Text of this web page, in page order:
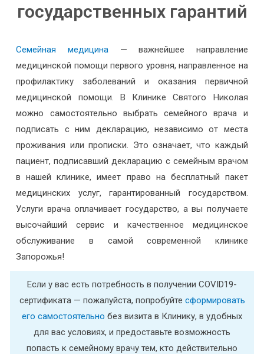
государственных гарантий
Семейная медицина— важнейшее направление
медицинской помощи первого уровня, направленное на
профилактику заболеваний и оказания первичной
медицинской помощи. В Клинике Святого Николая
можно самостоятельно выбрать семейного врача и
подписать с ним декларацию, независимо от места
проживания или прописки. Это означает, что каждый
пациент, подписавший декларацию с семейным врачом
в нашей клинике, имеет право на бесплатный пакет
медицинских услуг, гарантированный государством.
Услуги врача оплачивает государство, а вы получаете
высочайший сервис и качественное медицинское
обслуживание в самой современной клинике
Запорожья!
Если у вас есть потребность в получении COVID19-
сертификата — пожалуйста, попробуйте сформировать
его самостоятельно без визита в Клинику, в удобных
для вас условиях, и предоставьте возможность
попасть к семейному врачу тем, кто действительно